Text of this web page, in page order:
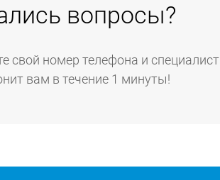
вопросы?
свой номер телефона и специалист
вам в течение 1 минуты!